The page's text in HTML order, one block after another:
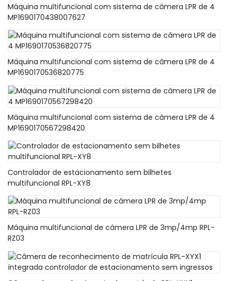
Máquina multifuncional com sistema de câmera LPR de 4
MP1690170438007627
Máquina multifuncional com sistema de câmera LPR de 4
MP1690170536820775
Máquina multifuncional com sistema de câmera LPR de 4
MP1690170567298420
Controlador de estacionamento sem bilhetes
multifuncional RPL-XY8
Máquina multifuncional de câmera LPR de 3mp/4mp RPL-
RZ03